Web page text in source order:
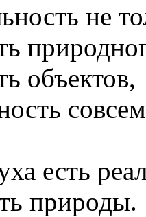
не
объектов,
есть
природы.